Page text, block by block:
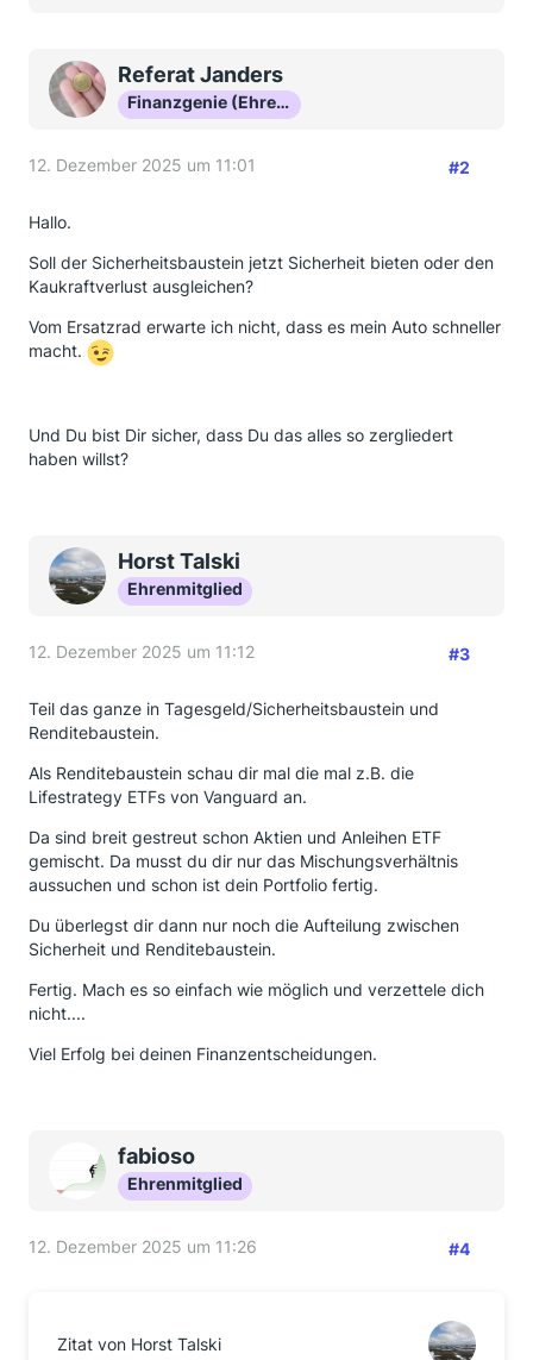
Referat Janders
Finanzgenie (Ehrenmitglied)
12. Dezember 2025 um 11:01 #2
Hallo.
Soll der Sicherheitsbaustein jetzt Sicherheit bieten oder den
Kaukraftverlust ausgleichen?
Vom Ersatzrad erwarte ich nicht, dass es mein Auto schneller
macht.
Und Du bist Dir sicher, dass Du das alles so zergliedert
haben willst?
Horst Talski
Ehrenmitglied
12. Dezember 2025 um 11:12 #3
Teil das ganze in Tagesgeld/Sicherheitsbaustein und
Renditebaustein.
Als Renditebaustein schau dir mal die mal z.B. die
Lifestrategy ETFs von Vanguard an.
Da sind breit gestreut schon Aktien und Anleihen ETF
gemischt. Da musst du dir nur das Mischungsverhältnis
aussuchen und schon ist dein Portfolio fertig.
Du überlegst dir dann nur noch die Aufteilung zwischen
Sicherheit und Renditebaustein.
Fertig. Mach es so einfach wie möglich und verzettele dich
nicht....
Viel Erfolg bei deinen Finanzentscheidungen.
fabioso
Ehrenmitglied
12. Dezember 2025 um 11:26 #4
Zitat von Horst Talski